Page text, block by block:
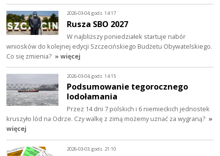
2026-03-04, godz. 14:17
Rusza SBO 2027
W najbliższy poniedziałek startuje nabór
wniosków do kolejnej edycji Szczecińskiego Budżetu Obywatelskiego.
Co się zmienia? » więcej
2026-03-04, godz. 14:15
Podsumowanie tegorocznego
lodołamania
Przez 14 dni 7 polskich i 6 niemieckich jednostek
kruszyło lód na Odrze. Czy walkę z zimą możemy uznać za wygraną? »
więcej
2026-03-03, godz. 21:10